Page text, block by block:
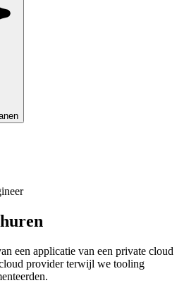
een applicatie van een private cloud
provider terwijl we tooling